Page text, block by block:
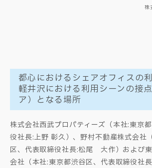
株
都心におけるシェアオフィスの
軽井沢における利用シーンの接
ア）となる場所
株式会社西武プロパティーズ（本社:東京
役社長:上野 彰久）、野村不動産株式会社
区、代表取締役社長:松尾 大作）および
会社（本社:東京都渋谷区、代表取締役社